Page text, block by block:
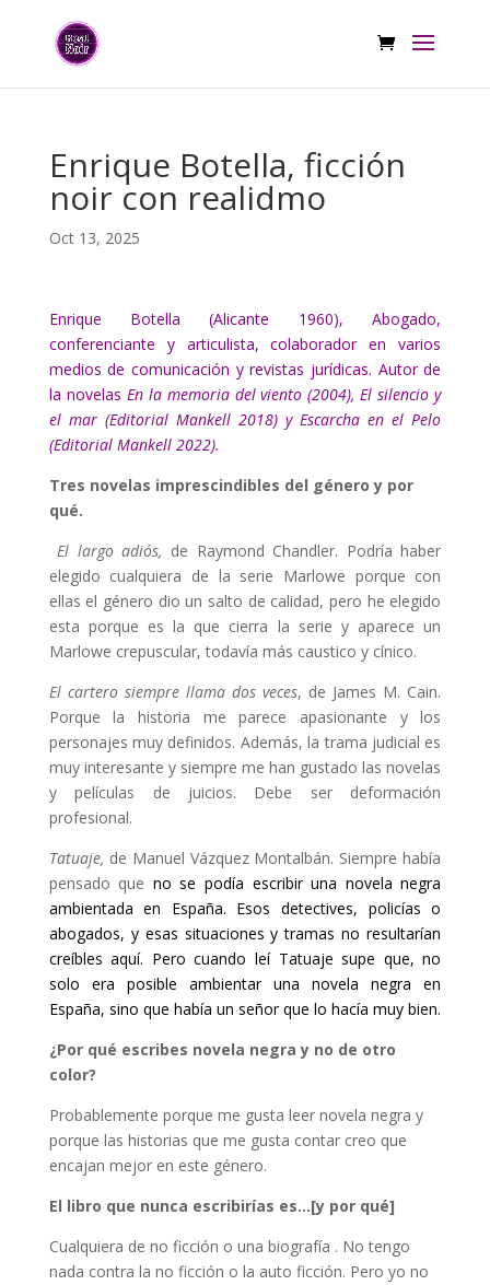
Enrique Botella, ficción
noir con realidmo
Oct 13, 2025
Enrique Botella (Alicante 1960), Abogado,
conferenciante y articulista, colaborador en varios
medios de comunicación y revistas jurídicas. Autor de
la novelas En la memoria del viento (2004), El silencio y
el mar (Editorial Mankell 2018) y Escarcha en el Pelo
(Editorial Mankell 2022).
Tres novelas imprescindibles del género y por
qué.
El largo adiós, de Raymond Chandler. Podría haber
elegido cualquiera de la serie Marlowe porque con
ellas el género dio un salto de calidad, pero he elegido
esta porque es la que cierra la serie y aparece un
Marlowe crepuscular, todavía más caustico y cínico.
El cartero siempre llama dos veces, de James M. Cain.
Porque la historia me parece apasionante y los
personajes muy definidos. Además, la trama judicial es
muy interesante y siempre me han gustado las novelas
y películas de juicios. Debe ser deformación
profesional.
Tatuaje, de Manuel Vázquez Montalbán. Siempre había
pensado que no se podía escribir una novela negra
ambientada en España. Esos detectives, policías o
abogados, y esas situaciones y tramas no resultarían
creíbles aquí. Pero cuando leí Tatuaje supe que, no
solo era posible ambientar una novela negra en
España, sino que había un señor que lo hacía muy bien.
¿Por qué escribes novela negra y no de otro
color?
Probablemente porque me gusta leer novela negra y
porque las historias que me gusta contar creo que
encajan mejor en este género.
El libro que nunca escribirías es…[y por qué]
Cualquiera de no ficción o una biografía . No tengo
nada contra la no ficción o la auto ficción. Pero yo no